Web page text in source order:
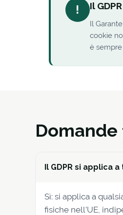
! Il
Il
cookie
è
Domande
Il GDPR si applica
Sì: si applica a
fisiche nell’UE,